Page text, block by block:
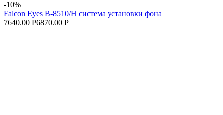
-10%
Falcon Eyes В-8510/H система установки фона
7640.00 Р6870.00 Р